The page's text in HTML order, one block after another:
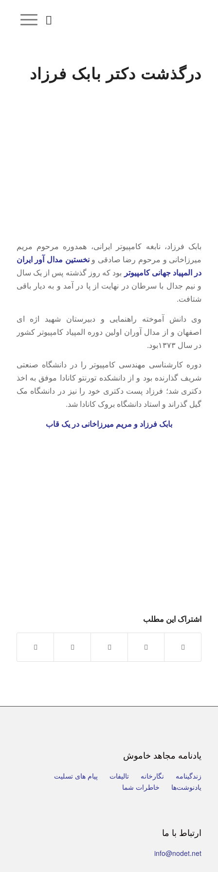
درگذشت دکتر بابک فرزاد
بابک فرزاد، نابغه کامپیوتر ایرانی، همدوره مرحوم مریم
میرزاخانی و مرحوم رضا صادقی ونخستین مدال آور ایران
در المپیاد جهانی کامپیوتر بود که روز گذشته پس از یک سال
و نیم جدال با سرطان در نهایت از پا در آمد و به دیار باقی
شتافت.
وی دانش آموخته راهنمایی و دبیرستان شهید اژه ای
اصفهان و از مدال آوران اولین دوره المپیاد کامپیوتر کشور
در سال ١٣٧٣بود.
دوره کارشناسی مهندسی کامپیوتر را در دانشگاه صنعتی
شریف گذارنده بود و از دانشکده تورنتو کانادا موفق به اخذ
دکتری شد؛ فرزاد پست دکتری خود را نیز در دانشگاه مک
گیل گذراند و استاد دانشگاه بروک کانادا شد.
بابک فرزاد و مریم میرزاخانی در یک قاب
اشتراک این مطلب
یادنامه مجاهد خاموش
زندگینامه نگارخانه تالیفات پیام های تسلیت
یادنوشت‌ها
خاطرات شما
ارتباط با ما
info@nodet.net